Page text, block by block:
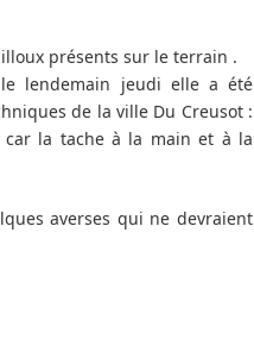
présents sur le terrain .
lendemain jeudi elle a été
de la ville Du Creusot :
la tache à la main et à la
averses qui ne devraient